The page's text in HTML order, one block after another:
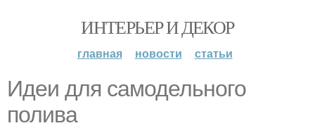
ИНТЕРЬЕР И ДЕКОР
главная новости статьи
Идеи для самодельного
полива